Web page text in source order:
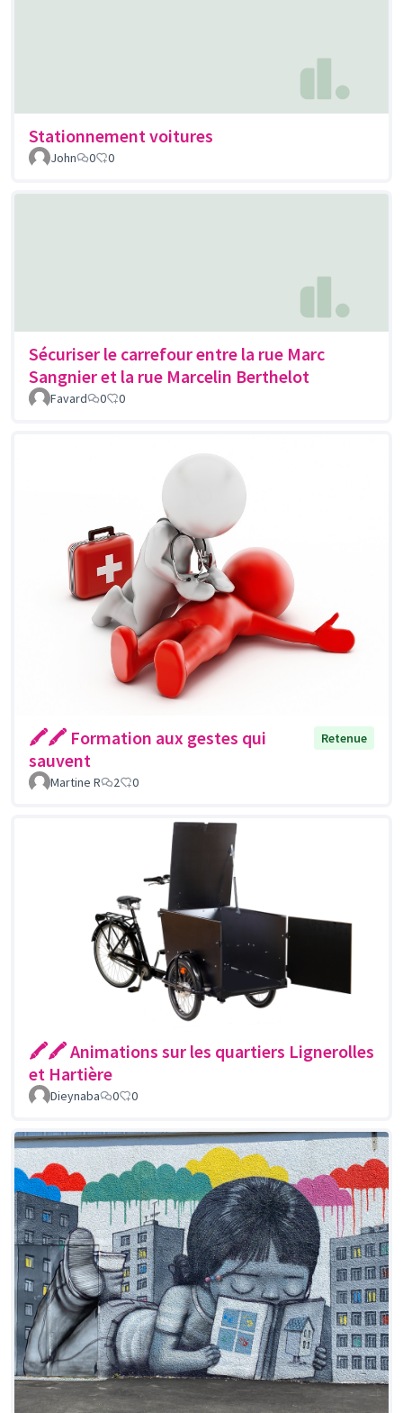
Stationnement voitures
John 0 0
Sécuriser le carrefour entre la rue Marc
Sangnier et la rue Marcelin Berthelot
Favard 0 0
🖍🖍 Formation aux gestes qui
sauvent
Retenue
Martine R 2 0
🖍🖍 Animations sur les quartiers Lignerolles
et Hartière
Dieynaba 0 0